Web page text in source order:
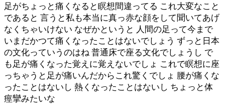
足がちょっと痛くなると瞑想間違ってる これ大変なこと
であると 言うと私も本当に真っ赤な顔をして聞いてあげ
なくちゃいけない なぜかというと 人間の足って今まで
いまだかつて痛くなったことはないでしょう ずっと日本
の文化っていうのはね 普通床で座る文化でしょうし で
も足が痛くなった覚えに覚えないでしょ これで瞑想に座
っちゃうと足が痛いんだからこれ驚くでしょ 腰が痛くな
ったことはないし 熱くなったことはないし ちょっと体
痙攣みたいな